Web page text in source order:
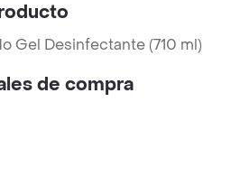
Gel Desinfectante (710 ml)
de compra